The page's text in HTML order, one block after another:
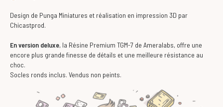
Design de Punga Miniatures et réalisation en impression 3D par
Chicastprod.
En version deluxe, la Résine Premium TGM-7 de Ameralabs, offre une
encore plus grande finesse de détails et une meilleure résistance au
choc.
Socles ronds inclus. Vendus non peints.